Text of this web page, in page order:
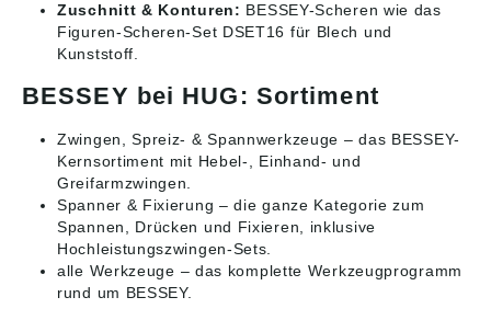
Zuschnitt & Konturen: BESSEY-Scheren wie das
Figuren-Scheren-Set DSET16 für Blech und
Kunststoff.
BESSEY bei HUG: Sortiment
Zwingen, Spreiz- & Spannwerkzeuge – das BESSEY-
Kernsortiment mit Hebel-, Einhand- und
Greifarmzwingen.
Spanner & Fixierung – die ganze Kategorie zum
Spannen, Drücken und Fixieren, inklusive
Hochleistungszwingen-Sets.
alle Werkzeuge – das komplette Werkzeugprogramm
rund um BESSEY.